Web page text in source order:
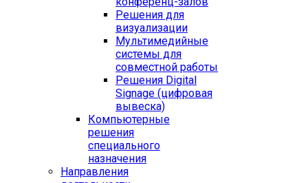
Решения для
визуализации
Мультимедийные
системы для
совместной работы
Решения Digital
Signage (цифровая
вывеска)
Компьютерные
решения
специального
назначения
Направления